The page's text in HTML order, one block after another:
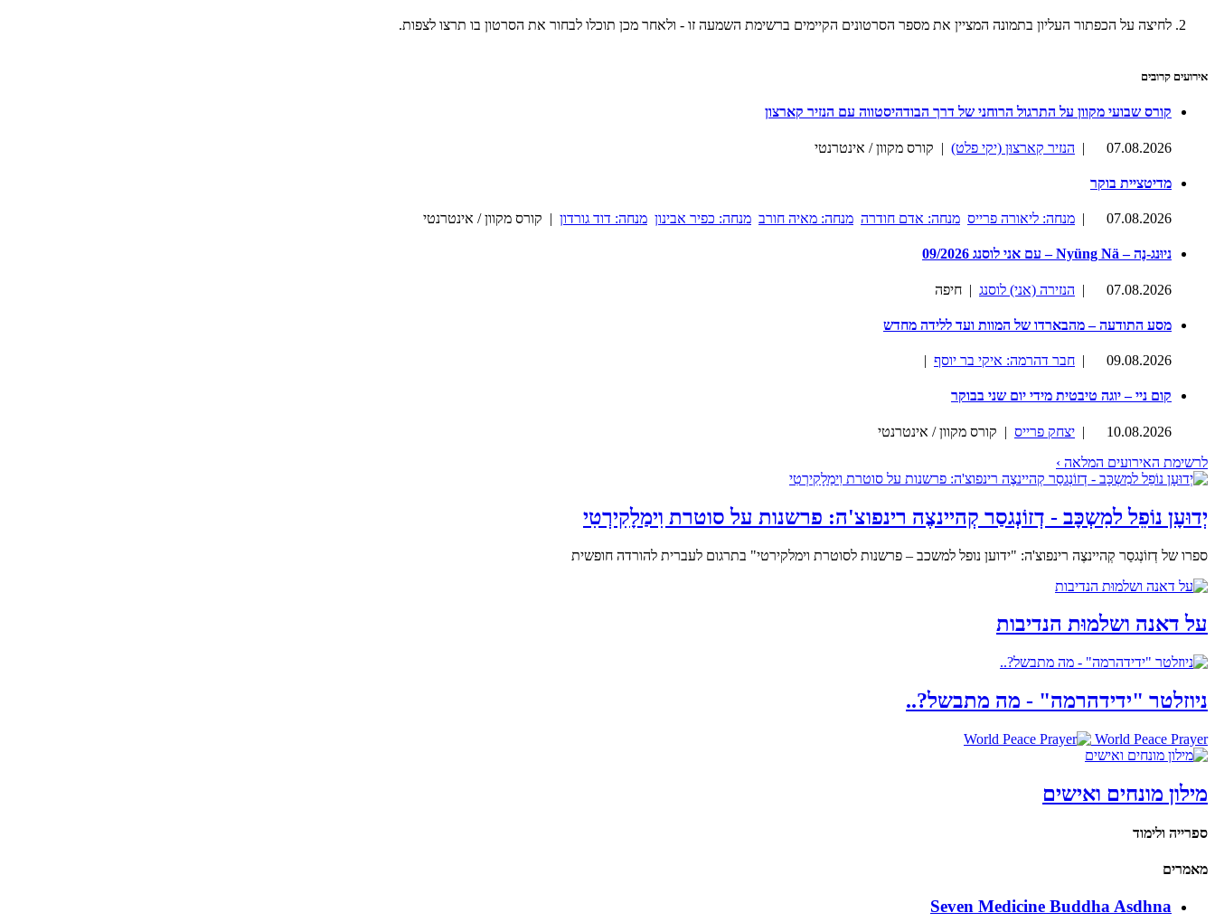
לחיצה על הכפתור העליון בתמונה המציין את מספר הסרטונים הקיימים ברשימת השמעה זו - ולאחר מכן תוכלו לבחור את הסרטון בו תרצו לצפות.
אירועים קרובים
קורס שבועי מקוון על התרגול הרוחני של דרך הבודהיסטווה עם הנזיר קארצון
07.08.2026
| הנזיר קַארצוּן (יקי פלט) | קורס מקוון / אינטרנטי
מדיטציית בוקר
07.08.2026
| מנחה: ליאורה פרייס מנחה: אדם חודרה מנחה: מאיה חורב מנחה: כפיר אבינון מנחה: דוד גורדון | קורס מקוון / אינטרנטי
ניוּנג-נֶה – Nyüng Nä – עם אני לוסנג 09/2026
07.08.2026
| הנזירה (אני) לוסנג | חיפה
מסע התודעה – מהבארדו של המוות ועד ללידה מחדש
09.08.2026
| חבר דהרמה: איקי בר יוסף |
קום ניי – יוגה טיבטית מידי יום שני בבוקר
10.08.2026
| יצחק פרייס | קורס מקוון / אינטרנטי
לרשימת האירועים המלאה ›
יְדוּעָן נוֹפֵל למִשְכָּב - דְזוֹנְגסַר קְהיינצֶה רינפוצ'ה: פרשנות על סוטרת וִימַלָקִירְטִי
ספרו של דְזוֹנְגסַר קְהיינצֶה רינפוצ'ה: "ידוען נופל למשכב – פרשנות לסוטרת וימלקירטי" בתרגום לעברית להורדה חופשית
על דאנה ושלמוּת הנדיבות
ניוזלטר "ידידהרמה" - מה מתבשל?..
World Peace Prayer
מילון מונחים ואישים
ספרייה ולימוד
מאמרים
Seven Medicine Buddha Asdhna